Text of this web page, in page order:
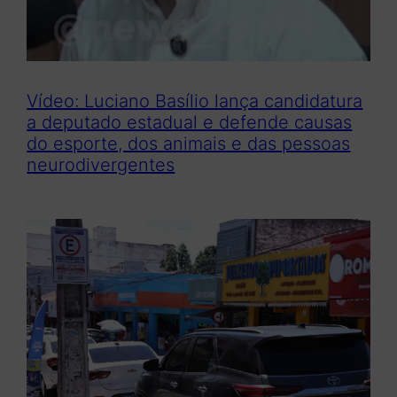
Vídeo: Luciano Basílio lança candidatura
a deputado estadual e defende causas
do esporte, dos animais e das pessoas
neurodivergentes